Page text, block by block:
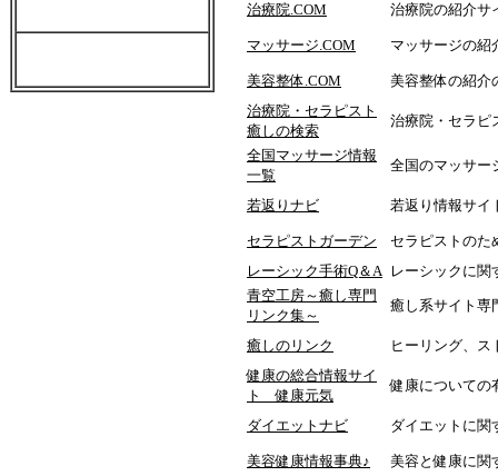
治療院.COM 治療院の紹介サ
マッサージ.COM マッサージの紹
美容整体.COM
美容整体の紹介
治療院・セラピスト
癒しの検索
治療院・セラピ
全国マッサージ情報
一覧
全国のマッサー
若返りナビ 若返り情報サイ
セラピストガーデン
セラピストのた
レーシック手術Q＆A レーシックに関
青空工房～癒し専門
リンク集～
癒し系サイト専
癒しのリンク
ヒーリング、ス
健康の総合情報サイ
ト 健康元気
健康についての
ダイエットナビ ダイエットに関
美容健康情報事典♪
美容と健康に関